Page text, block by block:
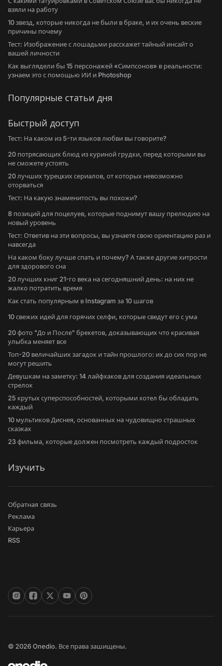
взяли на работу
10 звезд, которые никогда не были в браке, и их очень веские
причины почему
Тест: Изображение с лошадьми расскажет тайный инсайт о
вашей личности
Как выглядели бы 15 персонажей «Симпсонов» в реальности:
узнаем это с помощью ИИ и Photoshop
Популярные статьи дня
Быстрый доступ
Тест: На каком из 5-ти языков любви вы говорите?
20 потрясающих блюд из куриной грудки, перед которыми вы
не сможете устоять
20 лучших турецких сериалов, от которых невозможно
оторваться
Тест: На какую знаменитость вы похожи?
8 позиций для поцелуев, которые поднимут вашу прелюдию на
новый уровень
Тест: Ответив на эти вопросы, вы узнаете свою ориентацию раз и
навсегда
На каком боку лучше спать и почему? А также другие хитрости
для здорового сна
20 лучших книг 21-го века на сегодняшний день: на них не
жалко потратить время
Как стать популярным в Instagram за 10 шагов
10 свежих идей для горячих селфи, которые сведут его с ума
20 фото "До и После" брекетов, доказывающих что красивая
улыбка меняет все
Топ-20 величайших загадок и тайн прошлого: их до сих пор не
могут решить
Девушкам на заметку: 14 лайфхаков для создания идеальных
стрелок
25 крутых суперспособностей, которыми хотел бы обладать
каждый
10 мультиков Диснея, основанных на чудовищно страшных
сказках
23 фильма, которые должен посмотреть каждый подросток
Изучить
Обратная связь
Реклама
Карьера
RSS
© 2026 Onedio. Все права зашищены.